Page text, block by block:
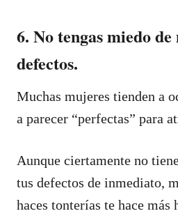
6. No tengas miedo
defectos.
Muchas mujeres tienden a
a parecer “perfectas” para
Aunque ciertamente no
tus defectos de inmediato,
haces tonterías te hace